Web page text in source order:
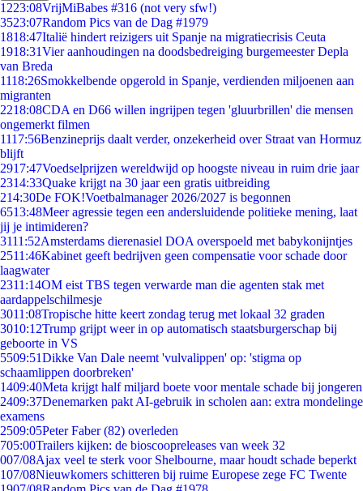
1223:08VrijMiBabes #316 (not very sfw!)
3523:07Random Pics van de Dag #1979
1818:47Italië hindert reizigers uit Spanje na migratiecrisis Ceuta
1918:31Vier aanhoudingen na doodsbedreiging burgemeester Depla
van Breda
1118:26Smokkelbende opgerold in Spanje, verdienden miljoenen aan
migranten
2218:08CDA en D66 willen ingrijpen tegen 'gluurbrillen' die mensen
ongemerkt filmen
1117:56Benzineprijs daalt verder, onzekerheid over Straat van Hormuz
blijft
2917:47Voedselprijzen wereldwijd op hoogste niveau in ruim drie jaar
2314:33Quake krijgt na 30 jaar een gratis uitbreiding
214:30De FOK!Voetbalmanager 2026/2027 is begonnen
6513:48Meer agressie tegen een andersluidende politieke mening, laat
jij je intimideren?
3111:52Amsterdams dierenasiel DOA overspoeld met babykonijntjes
2511:46Kabinet geeft bedrijven geen compensatie voor schade door
laagwater
2311:14OM eist TBS tegen verwarde man die agenten stak met
aardappelschilmesje
3011:08Tropische hitte keert zondag terug met lokaal 32 graden
3010:12Trump grijpt weer in op automatisch staatsburgerschap bij
geboorte in VS
5509:51Dikke Van Dale neemt 'vulvalippen' op: 'stigma op
schaamlippen doorbreken'
1409:40Meta krijgt half miljard boete voor mentale schade bij jongeren
2409:37Denemarken pakt AI-gebruik in scholen aan: extra mondelinge
examens
2509:05Peter Faber (82) overleden
705:00Trailers kijken: de bioscoopreleases van week 32
007/08Ajax veel te sterk voor Shelbourne, maar houdt schade beperkt
107/08Nieuwkomers schitteren bij ruime Europese zege FC Twente